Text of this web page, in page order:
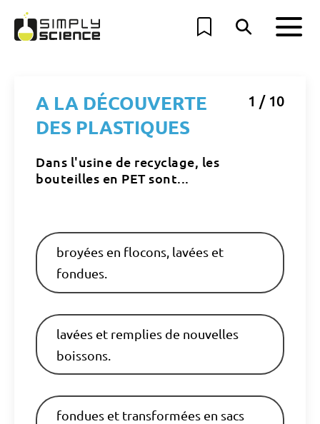
A LA DÉCOUVERTE
DES PLASTIQUES
1 / 10
Dans l'usine de recyclage, les
bouteilles en PET sont...
broyées en flocons, lavées et
fondues.
lavées et remplies de nouvelles
boissons.
fondues et transformées en sacs